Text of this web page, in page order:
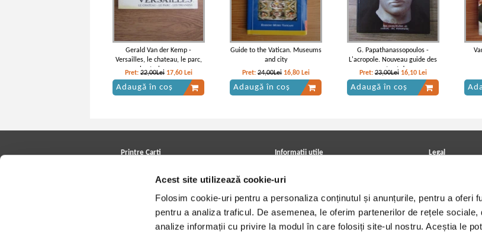
Acest site utilizează cookie-uri
Folosim cookie-uri pentru a personaliza conținutul și anunțurile, pentru a oferi
pentru a analiza traficul. De asemenea, le oferim partenerilor de rețele sociale,
analize informații cu privire la modul în care folosiți site-ul nostru. Aceștia le
Gerald Van der Kemp -
Versailles, le chateau, le parc,
les traianons
Pret: 22,00Lei 17,60 Lei
Adaugă în coș
Guide to the Vatican. Museums
and city
Pret:24,00Lei 16,80 Lei
Adaugă în coș
G. Papathanassopoulos -
L'acropole. Nouveau guide des
monuments et du musee
Pret:23,00Lei 16,10 Lei
Adaugă în coș
Printre Carti
Cele mai căutate cărți
Blog Printre Carti
Informatii utile
Achizitii viniluri, casete, CD/DVD
Cum cumpar?
Politica de livrare
Retur comenzi
Angajari - Cariere
Legal
Termeni si conditii
Utilizare cookie-uri